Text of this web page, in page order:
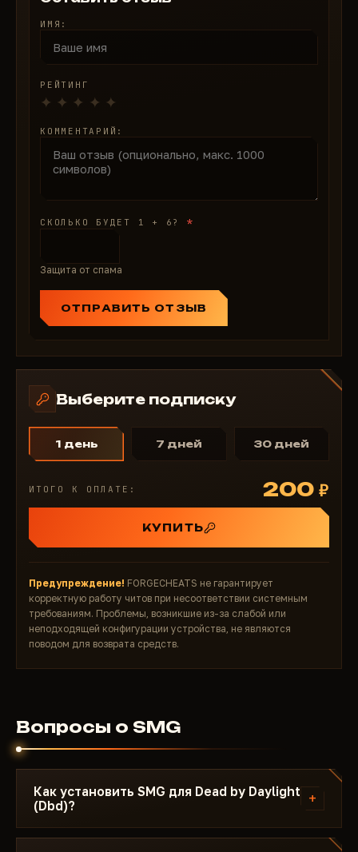
ИМЯ:
РЕЙТИНГ
КОММЕНТАРИЙ:
СКОЛЬКО БУДЕТ 1 + 6? *
Защита от спама
ОТПРАВИТЬ ОТЗЫВ
Выберите подписку
1 день 7 дней 30 дней
ИТОГО К ОПЛАТЕ: 200 ₽
КУПИТЬ
Предупреждение! FORGECHEATS не гарантирует
корректную работу читов при несоответствии системным
требованиям. Проблемы, возникшие из-за слабой или
неподходящей конфигурации устройства, не являются
поводом для возврата средств.
Вопросы о SMG
Как установить SMG для Dead by Daylight
(Dbd)?
+
После оплаты вы получите ссылку на загрузку и